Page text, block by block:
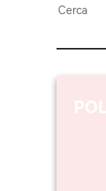
Cerca